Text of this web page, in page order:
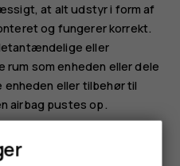
at alt udstyr i form af
og fungerer korrekt.
eller
rum som enheden eller dele
enheden eller tilbehør til
airbag pustes op.